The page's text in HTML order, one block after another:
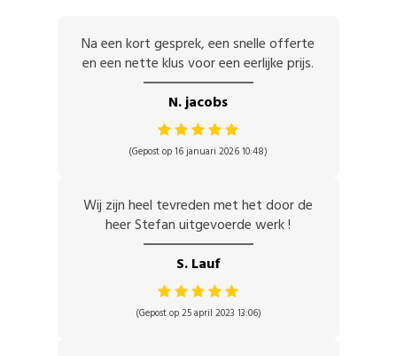
Na een kort gesprek, een snelle offerte
en een nette klus voor een eerlijke prijs.
N. jacobs
(Gepost op 16 januari 2026 10:48)
Wij zijn heel tevreden met het door de
heer Stefan uitgevoerde werk !
S. Lauf
(Gepost op 25 april 2023 13:06)